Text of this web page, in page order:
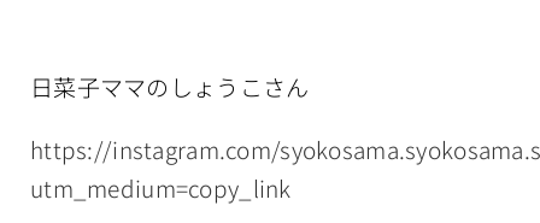
日菜子ママのしょうこさん
https://instagram.com/
utm_medium=copy_link